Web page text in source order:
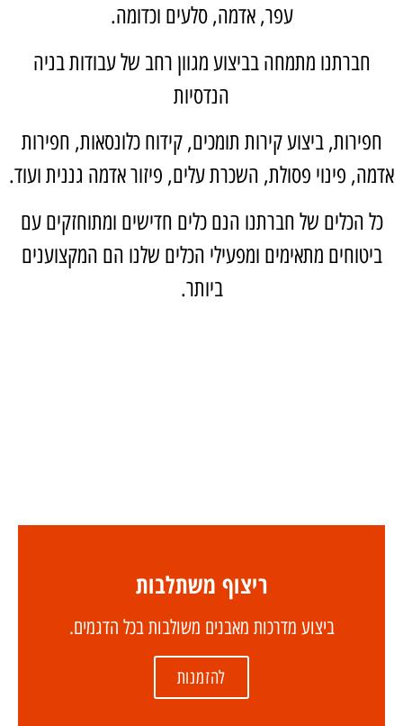
עפר, אדמה, סלעים וכדומה.
חברתנו מתמחה בביצוע מגוון רחב של עבודות בניה
הנדסיות
חפירות, ביצוע קירות תומכים, קידוח כלונסאות, חפירות
אדמה, פינוי פסולת, השכרת עלים, פיזור אדמה גננית ועוד.
כל הכלים של חברתנו הנם כלים חדישים ומתוחזקים עם
ביטוחים מתאימים ומפעילי הכלים שלנו הם המקצוענים
ביותר.
ריצוף משתלבות
ביצוע מדרכות מאבנים משולבות בכל הדגמים.
להזמנות